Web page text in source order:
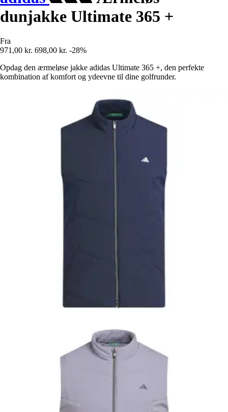
dunjakke Ultimate 365 +
Fra
971,00 kr. 698,00 kr. -28%
Opdag den ærmeløse jakke adidas Ultimate 365 +, den perfekte
kombination af komfort og ydeevne til dine golfrunder.